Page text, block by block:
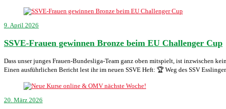
9. April 2026
SSVE-Frauen gewinnen Bronze beim EU Challenger Cup
Dass unser junges Frauen-Bundesliga-Team ganz oben mitspielt, ist inzwischen
Einen ausführlichen Bericht lest ihr im neuen SSVE Heft: 🏆 Weg des SSV
20. März 2026